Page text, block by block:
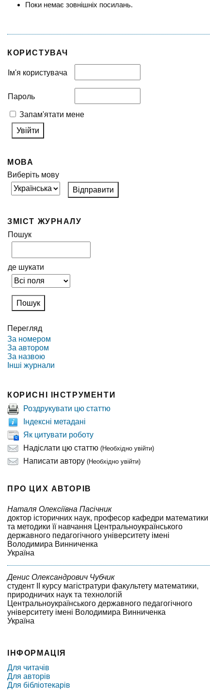
КОРИСТУВАЧ
Ім'я користувача
Пароль
Запам'ятати мене
МОВА
Виберіть мову
ЗМІСТ ЖУРНАЛУ
Пошук
де шукати
Перегляд
За номером
За автором
За назвою
Інші журнали
КОРИСНІ ІНСТРУМЕНТИ
Роздрукувати цю статтю
Індексні метадані
Як цитувати роботу
Надіслати цю статтю (Необхідно увійти)
Написати автору (Необхідно увійти)
ПРО ЦИХ АВТОРІВ
Наталя Олексіївна Пасічник
доктор історичних наук, професор кафедри математики
та методики її навчання Центральноукраїнського
державного педагогічного університету імені
Володимира Винниченка
Україна
Денис Олександрович Чубчик
студент ІІ курсу магістратури факультету математики,
природничих наук та технологій
Центральноукраїнського державного педагогічного
університету імені Володимира Винниченка
Україна
ІНФОРМАЦІЯ
Для читачів
Для авторів
Для бібліотекарів
Поки немає зовнішніх посилань.